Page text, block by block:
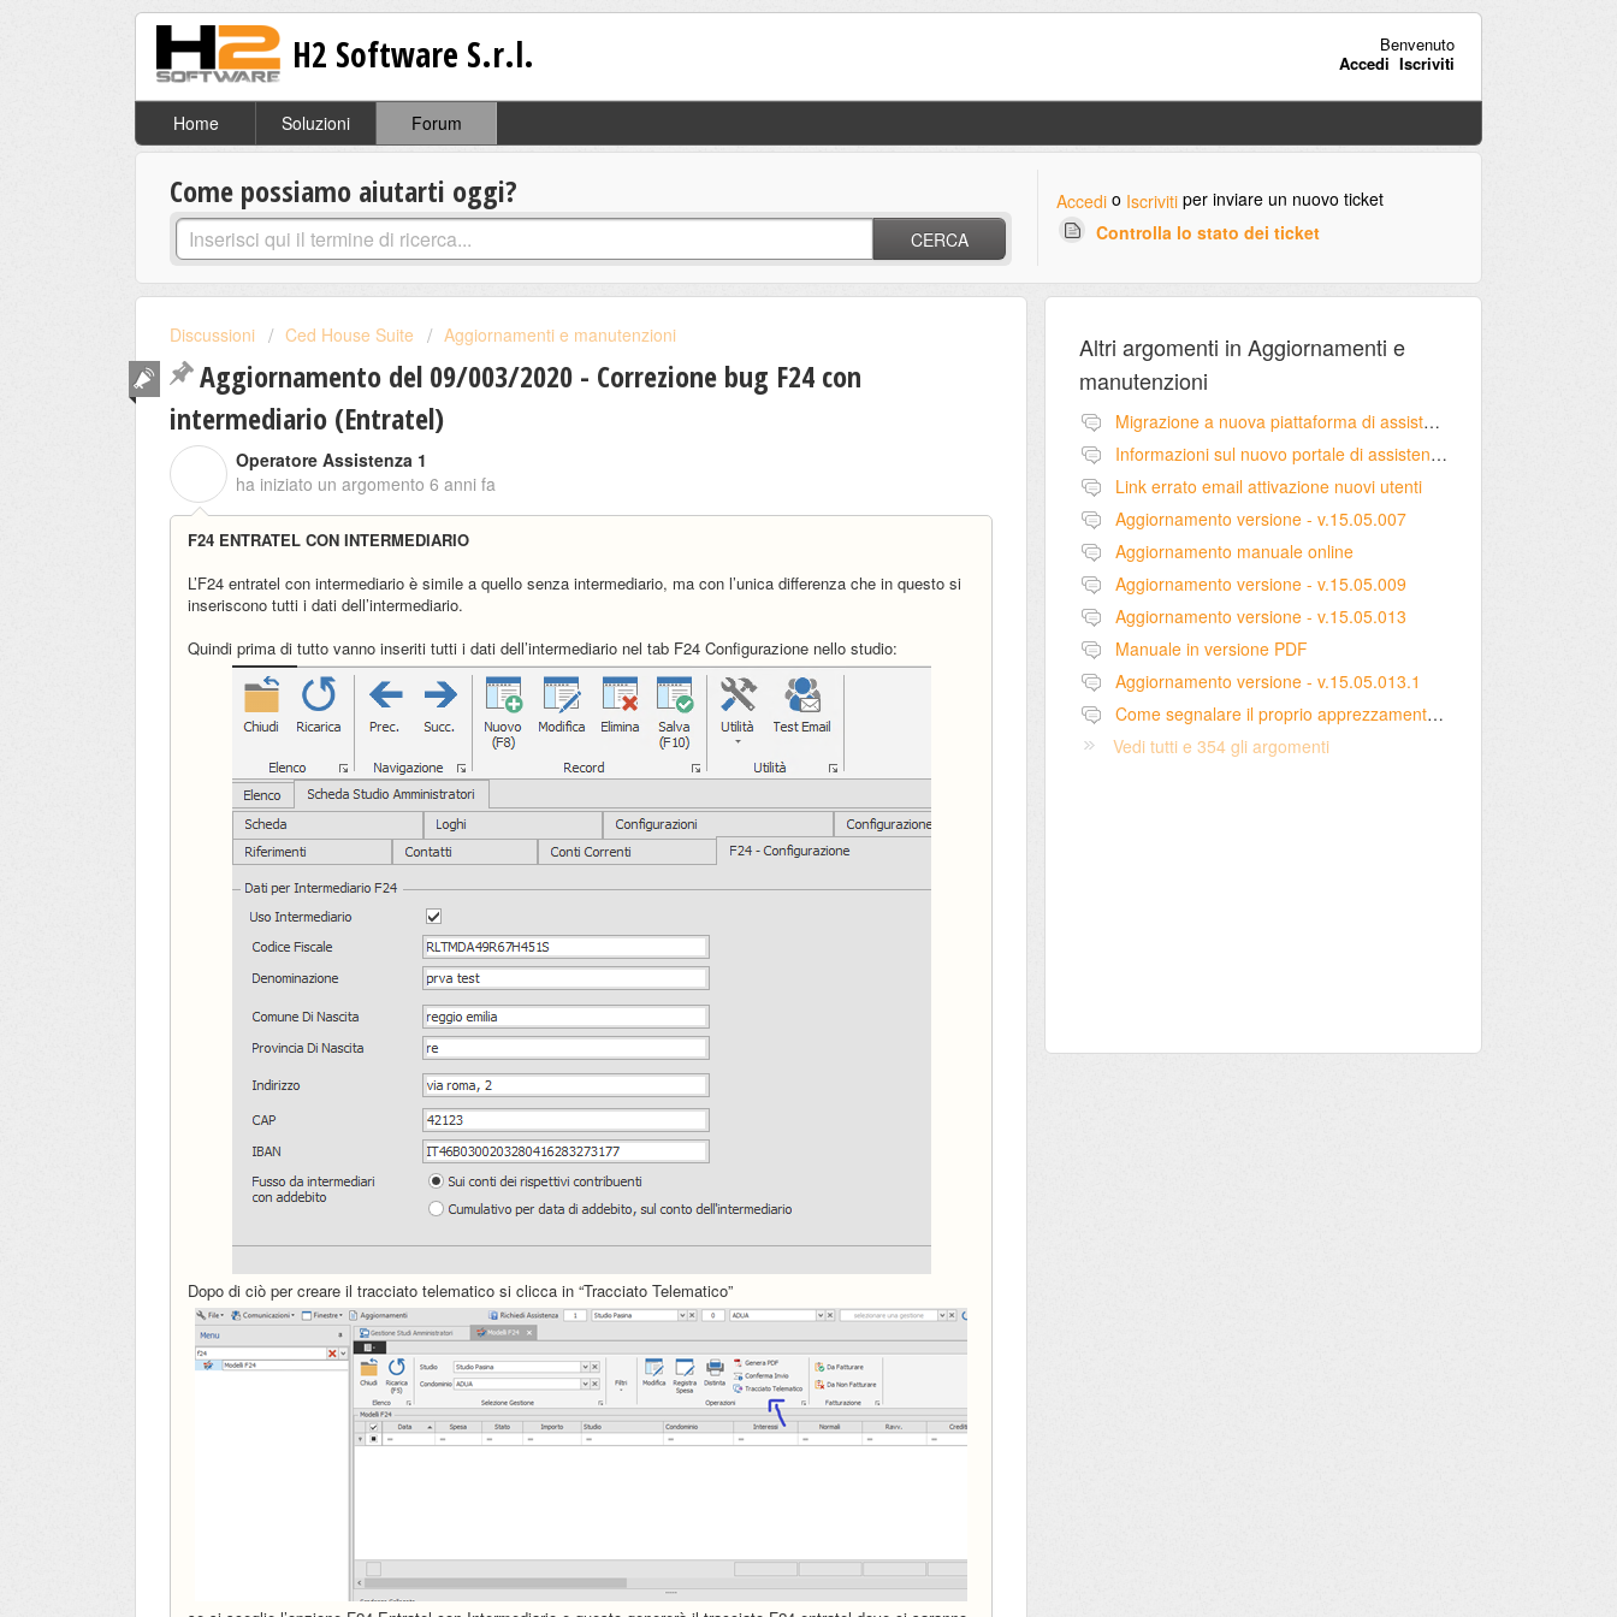
H2 Software S.r.l.
Benvenuto
Accedi Iscriviti
Home Soluzioni Forum
Come possiamo aiutarti oggi?
CERCA
Accedio Iscrivitiper inviare un nuovo ticket
Controlla lo stato dei ticket
Discussioni Ced House Suite Aggiornamenti e manutenzioni
Aggiornamento del 09/003/2020 - Correzione bug F24 con
intermediario (Entratel)
Operatore Assistenza 1
ha iniziato un argomento 6 anni fa
F24 ENTRATEL CON INTERMEDIARIO
L’F24 entratel con intermediario è simile a quello senza intermediario, ma con l’unica differenza che in questo si
inseriscono tutti i dati dell’intermediario.
Quindi prima di tutto vanno inseriti tutti i dati dell’intermediario nel tab F24 Configurazione nello studio:
Dopo di ciò per creare il tracciato telematico si clicca in “Tracciato Telematico”
Altri argomenti in Aggiornamenti e
manutenzioni
Migrazione a nuova piattaforma di assistenza
Informazioni sul nuovo portale di assistenza
Link errato email attivazione nuovi utenti
Aggiornamento versione - v.15.05.007
Aggiornamento manuale online
Aggiornamento versione - v.15.05.009
Aggiornamento versione - v.15.05.013
Manuale in versione PDF
Aggiornamento versione - v.15.05.013.1
Come segnalare il proprio apprezzamento per una proposta di implementazione
Vedi tutti e 354 gli argomenti